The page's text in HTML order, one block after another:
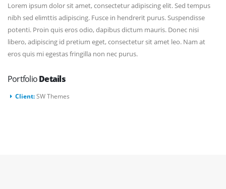
Lorem ipsum dolor sit amet, consectetur adipiscing elit. Sed tempus
nibh sed elimttis adipiscing. Fusce in hendrerit purus. Suspendisse
potenti. Proin quis eros odio, dapibus dictum mauris. Donec nisi
libero, adipiscing id pretium eget, consectetur sit amet leo. Nam at
eros quis mi egestas fringilla non nec purus.
PortfolioDetails
Client:SW Themes